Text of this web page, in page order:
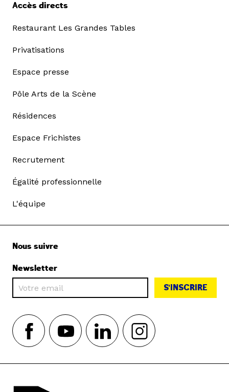
Accès directs
Restaurant Les Grandes Tables
Privatisations
Espace presse
Pôle Arts de la Scène
Résidences
Espace Frichistes
Recrutement
Égalité professionnelle
L'équipe
Nous suivre
Newsletter
S'INSCRIRE